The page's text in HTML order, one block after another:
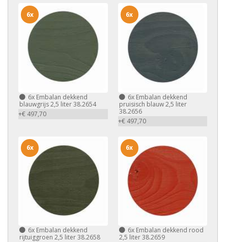
6x Embalan dekkend
blauwgrijs 2,5 liter 38.2654
+€ 497,70
6x
6xEmbalan dekkend
pruisisch blauw 2,5 liter
38.2656
+€ 497,70
6x
6x Embalan dekkend
rijtuiggroen 2,5 liter 38.2658
6x
6xEmbalan dekkend rood
2,5 liter 38.2659
6x